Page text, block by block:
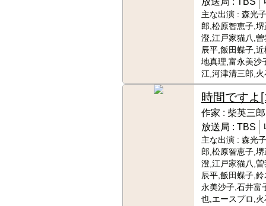
主な出演 : 森光
郎,松原智恵子,
澄,江戸家猫八,
辰平,飯田蝶子,
地真理,富永美沙
江,河津清三郎,
時間ですよ
作家 : 柴英三郎
放送局 : TBS
主な出演 : 森光
郎,松原智恵子,
澄,江戸家猫八,
辰平,飯田蝶子,
永美沙子,石井富
也,エースプロ,火